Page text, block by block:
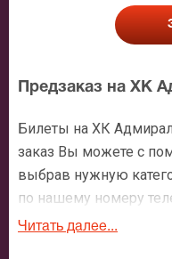
Предзаказ на ХК
Билеты на ХК
заказ Вы можете с
выбрав нужную
по нашему номеру
После оформления
Читать далее...